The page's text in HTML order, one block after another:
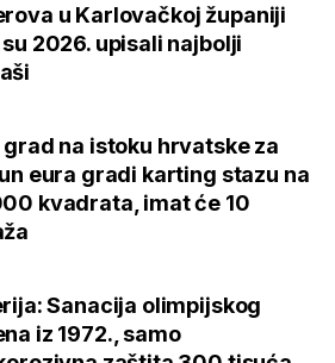
u Karlovačkoj županiji
2026. upisali najbolji
grad na istoku hrvatske za
eura gradi karting stazu na
kvadrata, imat će 10
Sanacija olimpijskog
iz 1972., samo